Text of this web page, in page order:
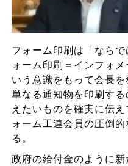
フォーム印刷は「なら
ォーム印刷＝インフォ
いう意識をもって会長を
単なる通知物を印刷す
えたいものを確実に伝
ォーム工連会員の圧倒
る。
政府の給付金のように新